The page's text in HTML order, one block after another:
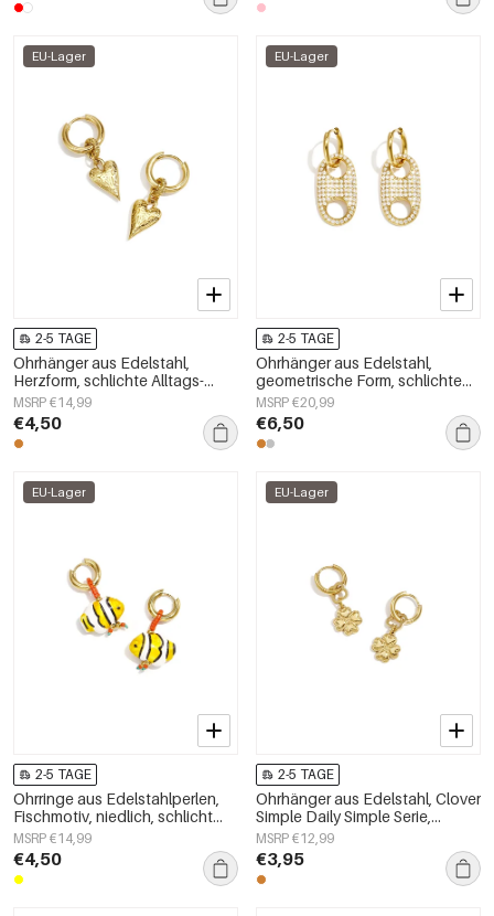
EU-Lager
2-5 TAGE
Ohrhänger aus Edelstahl,
Herzform, schlichte Alltags-
Serie, Damenschmuck
MSRP €14,99
€4,50
EU-Lager
2-5 TAGE
Ohrhänger aus Edelstahl,
geometrische Form, schlichte
Alltags-Serie, Damenschmuck
MSRP €20,99
€6,50
EU-Lager
2-5 TAGE
Ohrringe aus Edelstahlperlen,
Fischmotiv, niedlich, schlicht
und elegant, Damenschmuck
MSRP €14,99
€4,50
EU-Lager
2-5 TAGE
Ohrhänger aus Edelstahl, Clover
Simple Daily Simple Serie,
Damenschmuck
MSRP €12,99
€3,95